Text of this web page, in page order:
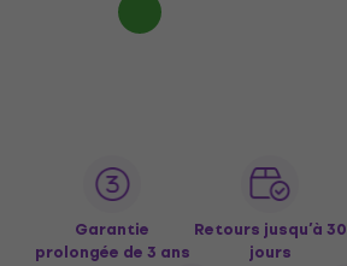
Garantie
prolongée de 3 ans
Retours jusqu’à 30
jours